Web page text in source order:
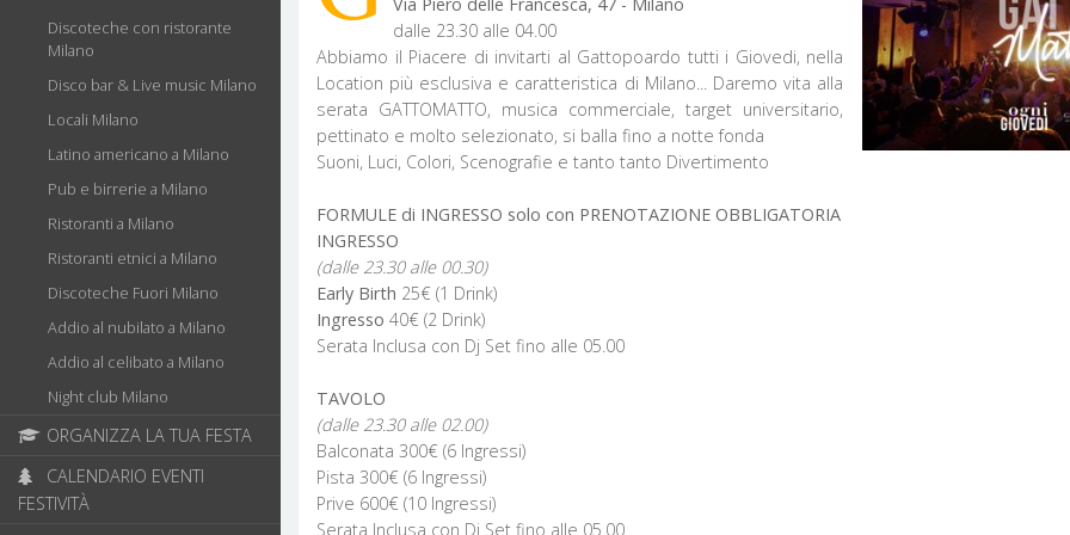
Discoteche con ristorante
Milano
Disco bar & Live music Milano
Locali Milano
Latino americano a Milano
Pub e birrerie a Milano
Ristoranti a Milano
Ristoranti etnici a Milano
Discoteche Fuori Milano
Addio al nubilato a Milano
Addio al celibato a Milano
Night club Milano
ORGANIZZA LA TUA FESTA
FESTIVITÀ
dalle 23.30 alle 04.00
Abbiamo il Piacere di invitarti al Gattopoardo tutti i Giovedi, nella
Location più esclusiva e caratteristica di Milano... Daremo vita alla
serata GATTOMATTO, musica commerciale, target universitario,
pettinato e molto selezionato, si balla fino a notte fonda
Suoni, Luci, Colori, Scenografie e tanto tanto Divertimento
FORMULE di INGRESSO solo con PRENOTAZIONE OBBLIGATORIA
INGRESSO
(dalle 23.30 alle 00.30)
Early Birth 25€ (1 Drink)
Ingresso 40€ (2 Drink)
Serata Inclusa con Dj Set fino alle 05.00
TAVOLO
(dalle 23.30 alle 02.00)
Balconata 300€ (6 Ingressi)
Pista 300€ (6 Ingressi)
Prive 600€ (10 Ingressi)
Serata Inclusa con Dj Set fino alle 05.00